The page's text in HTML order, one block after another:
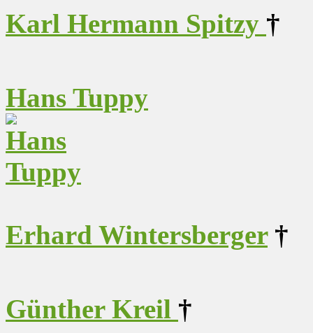
Karl Hermann Spitzy †
Hans Tuppy
Erhard Wintersberger†
Günther Kreil †